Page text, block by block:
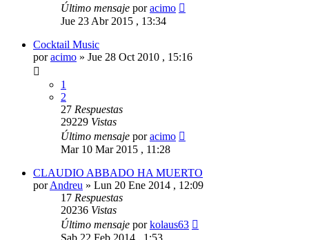
Último mensaje poracimo
Jue 23 Abr 2015 , 13:34
Cocktail Music
poracimo » Jue 28 Oct 2010 , 15:16
1
2
27 Respuestas
29229 Vistas
Último mensaje poracimo
Mar 10 Mar 2015 , 11:28
CLAUDIO ABBADO HA MUERTO
porAndreu » Lun 20 Ene 2014 , 12:09
17 Respuestas
20236 Vistas
Último mensaje porkolaus63
Sab 22 Feb 2014 , 1:53